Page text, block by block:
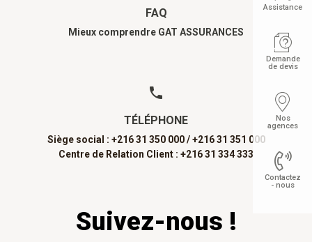
FAQ
Mieux comprendre GAT ASSURANCES
TÉLÉPHONE
Siège social : +216 31 350 000 / +216 31 351 000
Centre de Relation Client : +216 31 334 333
Suivez-nous !
Assistance
Demande
de devis
Nos
agences
Contactez
- nous